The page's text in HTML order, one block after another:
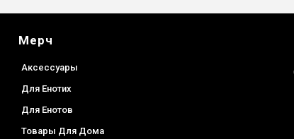
Мерч
Аксессуары
Для Енотих
Для Енотов
Товары Для Дома